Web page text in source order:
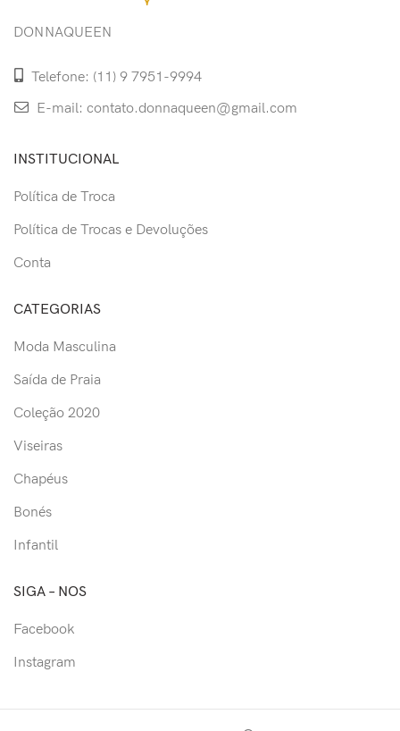
DONNAQUEEN
Telefone: (11) 9 7951-9994
E-mail: contato.donnaqueen@gmail.com
INSTITUCIONAL
Política de Troca
Política de Trocas e Devoluções
Conta
CATEGORIAS
Moda Masculina
Saída de Praia
Coleção 2020
Viseiras
Chapéus
Bonés
Infantil
SIGA – NOS
Facebook
Instagram